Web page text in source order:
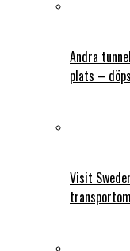
Andra
plats –
Visit